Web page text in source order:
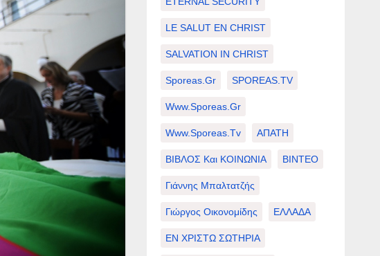
LE SALUT EN CHRIST
SALVATION IN CHRIST
Sporeas.gr SPOREAS.TV
Www.sporeas.gr
Www.sporeas.tv ΑΠΑΤΗ
ΒΙΒΛΟΣ Και ΚΟΙΝΩΝΙΑ ΒΙΝΤΕΟ
Γιάννης Μπαλτατζής
Γιώργος Οικονομίδης ΕΛΛΑΔΑ
ΕΝ ΧΡΙΣΤΩ ΣΩΤΗΡΙΑ